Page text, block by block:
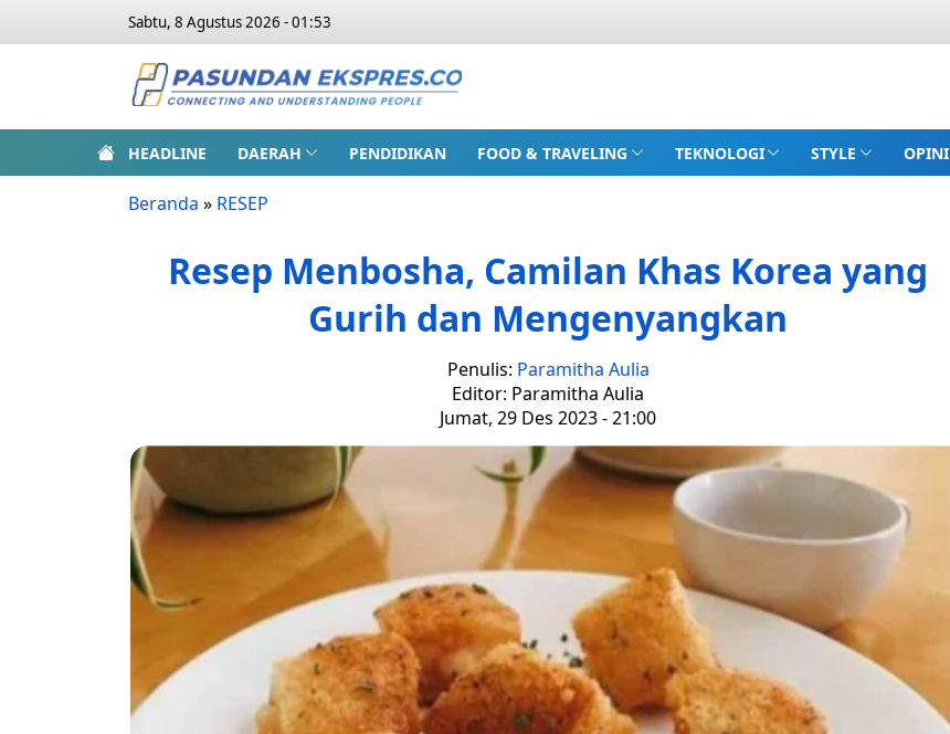
Sabtu, 8 Agustus 2026 - 01:53
HEADLINE DAERAH PENDIDIKAN FOOD & TRAVELING TEKNOLOGI STYLE OPINI
Beranda » RESEP
Resep Menbosha, Camilan Khas Korea yang
Gurih dan Mengenyangkan
Penulis: Paramitha Aulia
Editor: Paramitha Aulia
Jumat, 29 Des 2023 - 21:00